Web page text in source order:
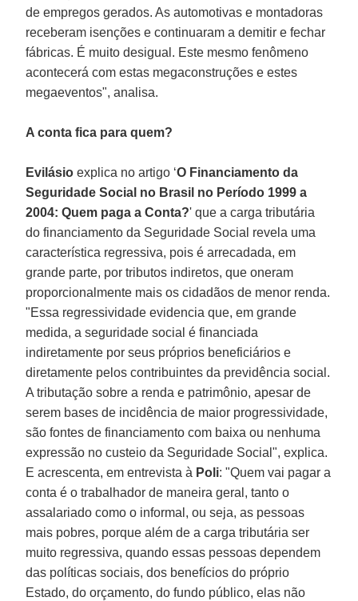
de empregos gerados. As automotivas e montadoras
receberam isenções e continuaram a demitir e fechar
fábricas. É muito desigual. Este mesmo fenômeno
acontecerá com estas megaconstruções e estes
megaeventos", analisa.
A conta fica para quem?
Evilásio explica no artigo ‘O Financiamento da
Seguridade Social no Brasil no Período 1999 a
2004: Quem paga a Conta?' que a carga tributária
do financiamento da Seguridade Social revela uma
característica regressiva, pois é arrecadada, em
grande parte, por tributos indiretos, que oneram
proporcionalmente mais os cidadãos de menor renda.
"Essa regressividade evidencia que, em grande
medida, a seguridade social é financiada
indiretamente por seus próprios beneficiários e
diretamente pelos contribuintes da previdência social.
A tributação sobre a renda e patrimônio, apesar de
serem bases de incidência de maior progressividade,
são fontes de financiamento com baixa ou nenhuma
expressão no custeio da Seguridade Social", explica.
E acrescenta, em entrevista à Poli: "Quem vai pagar a
conta é o trabalhador de maneira geral, tanto o
assalariado como o informal, ou seja, as pessoas
mais pobres, porque além de a carga tributária ser
muito regressiva, quando essas pessoas dependem
das políticas sociais, dos benefícios do próprio
Estado, do orçamento, do fundo público, elas não